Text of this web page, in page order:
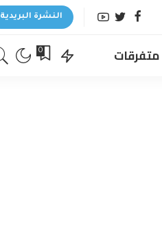
النشرة البريدية
متفرقات 0